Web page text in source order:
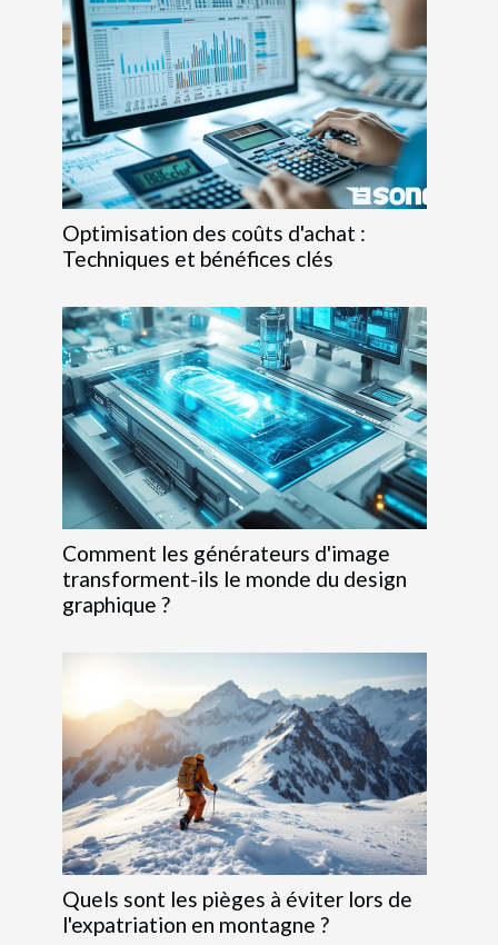
Optimisation des coûts d'achat :
Techniques et bénéfices clés
Comment les générateurs d'image
transforment-ils le monde du design
graphique ?
Quels sont les pièges à éviter lors de
l'expatriation en montagne ?